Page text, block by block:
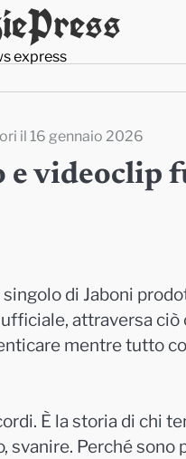
express
il 16 gennaio 2026
e videoclip
di Jaboni
attraversa ciò
mentre tutto
È la storia di chi
svanire. Perché sono